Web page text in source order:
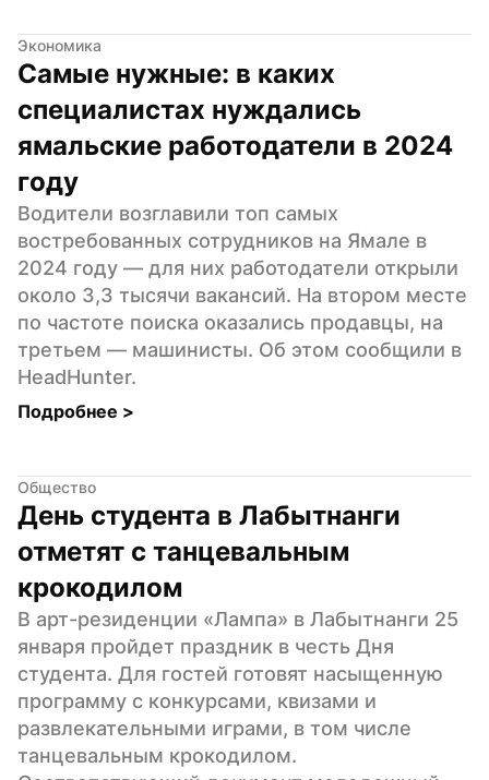
Экономика
Самые нужные: в каких
специалистах нуждались
ямальские работодатели в 2024
году
Водители возглавили топ самых
востребованных сотрудников на Ямале в
2024 году — для них работодатели открыли
около 3,3 тысячи вакансий. На втором месте
по частоте поиска оказались продавцы, на
третьем — машинисты. Об этом сообщили в
HeadHunter.
Подробнее >
Общество
День студента в Лабытнанги
отметят с танцевальным
крокодилом
В арт-резиденции «Лампа» в Лабытнанги 25
января пройдет праздник в честь Дня
студента. Для гостей готовят насыщенную
программу с конкурсами, квизами и
развлекательными играми, в том числе
танцевальным крокодилом.